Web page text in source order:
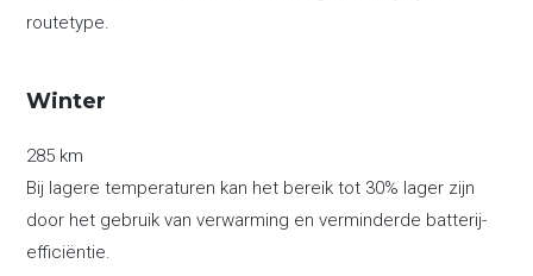
routetype.
Winter
285 km
Bij lagere temperaturen kan het bereik tot 30% lager zijn
door het gebruik van verwarming en verminderde batterij-
efficiëntie.